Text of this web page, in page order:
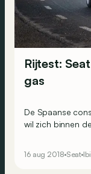
Rijtest:
gas
De Spaanse
wil zich binnen
16 aug 2018 Seat